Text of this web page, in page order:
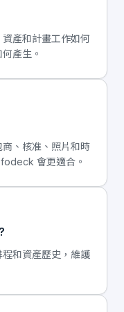
產和計畫工作如何
產生。
、核准、照片和時
會更適合。
和資產歷史，維護